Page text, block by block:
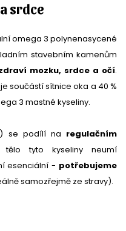
srdce
omega 3 polynenasycené
stavebním kamenům
mozku, srdce a očí.
součástí sítnice oka a 40 %
3 mastné kyseliny.
se podílí na regulačním
tělo tyto kyseliny neumí
esenciální - potřebujeme
samozřejmě ze stravy).